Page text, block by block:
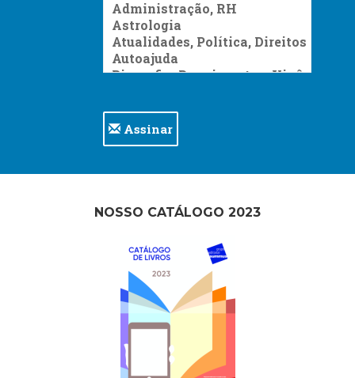
Assinar
NOSSO CATÁLOGO 2023